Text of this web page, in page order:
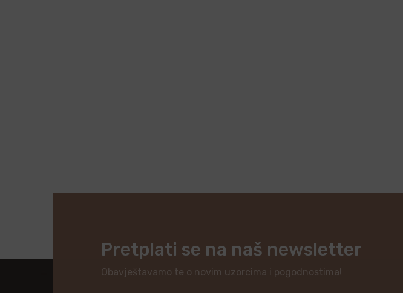
Pretplati se na naš newsletter
Obavještavamo te o novim uzorcima i pogodnostima!